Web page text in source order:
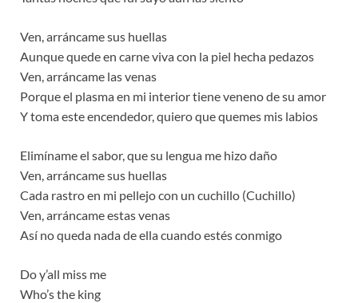
Ven, arráncame sus huellas
Aunque quede en carne viva con la piel hecha pedazos
Ven, arráncame las venas
Porque el plasma en mi interior tiene veneno de su amor
Y toma este encendedor, quiero que quemes mis labios
Elimíname el sabor, que su lengua me hizo daño
Ven, arráncame sus huellas
Cada rastro en mi pellejo con un cuchillo (Cuchillo)
Ven, arráncame estas venas
Así no queda nada de ella cuando estés conmigo
Do y’all miss me
Who’s the king